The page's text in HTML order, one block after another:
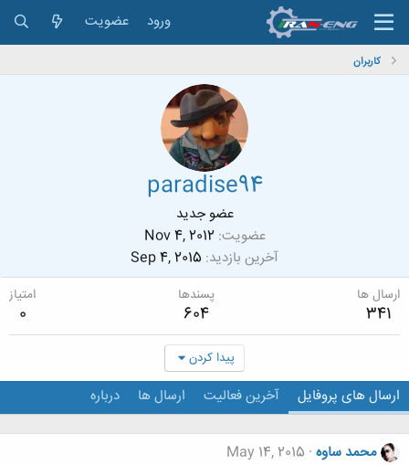
ورود عضویت
کاربران
paradise94
عضو جدید
عضویت Nov 4, 2012
آخرین بازدید Sep 4, 2015
ارسال ها
341
پسندها
604
امتیاز
0
پیدا کردن
ارسال های پروفایل آخرین فعالیت ارسال ها درباره
محمد ساوه May 14, 2015